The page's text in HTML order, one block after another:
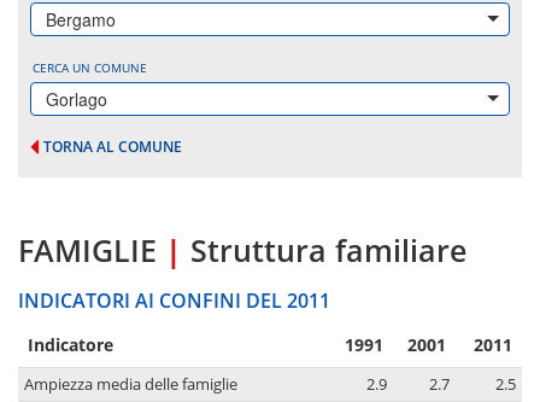
Bergamo
CERCA UN COMUNE
Gorlago
TORNA AL COMUNE
FAMIGLIE | Struttura familiare
INDICATORI AI CONFINI DEL 2011
Indicatore 1991 2001 2011
Ampiezza media delle famiglie 2.9 2.7
2.5